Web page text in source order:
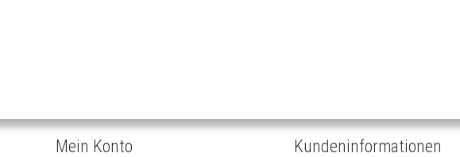
Mein Konto Kundeninformationen